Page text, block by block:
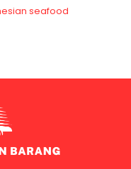
seafood